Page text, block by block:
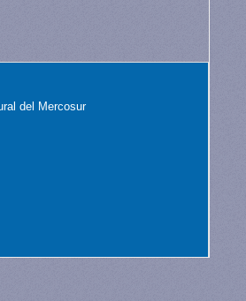
del Mercosur